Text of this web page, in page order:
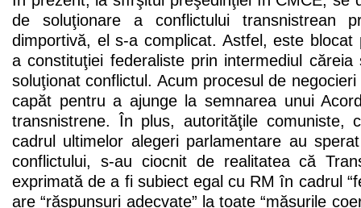
de soluţionare a conflictului transnistrean
dimportivă, el s-a complicat. Astfel, este blocat
a constituţiei federaliste prin intermediul
soluţionat conflictul. Acum procesul de
capăt pentru a ajunge la semnarea unui
transnistrene. În plus, autorităţile comuniste,
cadrul ultimelor alegeri parlamentare au
conflictului, s-au ciocnit de realitatea că
exprimată de a fi subiect egal cu RM în cadrul
are “răspunsuri adecvate” la toate “măsurile